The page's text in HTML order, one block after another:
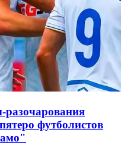
футболистов